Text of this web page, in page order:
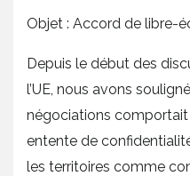
Objet : Accord de libre-
Depuis le début des
l’UE, nous avons
négociations comportait
entente de
les territoires comme